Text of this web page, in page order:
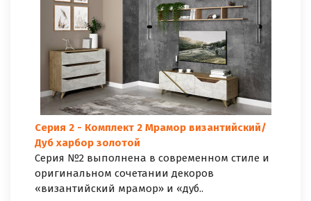
Серия 2 - Комплект 2 Мрамор византийский/
Дуб харбор золотой
Серия №2 выполнена в современном стиле и
оригинальном сочетании декоров
«византийский мрамор» и «дуб..